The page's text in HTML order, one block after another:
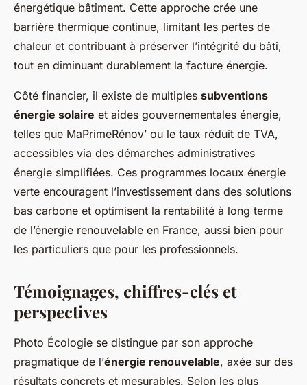
énergétique bâtiment. Cette approche crée une
barrière thermique continue, limitant les pertes de
chaleur et contribuant à préserver l’intégrité du bâti,
tout en diminuant durablement la facture énergie.
Côté financier, il existe de multiples subventions
énergie solaire et aides gouvernementales énergie,
telles que MaPrimeRénov’ ou le taux réduit de TVA,
accessibles via des démarches administratives
énergie simplifiées. Ces programmes locaux énergie
verte encouragent l’investissement dans des solutions
bas carbone et optimisent la rentabilité à long terme
de l’énergie renouvelable en France, aussi bien pour
les particuliers que pour les professionnels.
Témoignages, chiffres-clés et
perspectives
Photo Écologie se distingue par son approche
pragmatique de l’énergie renouvelable, axée sur des
résultats concrets et mesurables. Selon les plus